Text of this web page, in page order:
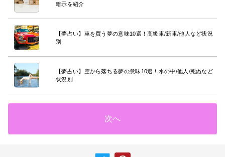
暗示を紹介
【夢占い】車を買う夢の意味10選！高級車/新車/他人など状況
別
【夢占い】空から落ちる夢の意味10選！水の中/他人/死ぬなど
状況別
次へ